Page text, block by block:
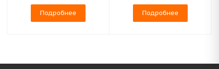
Подробнее Подробнее